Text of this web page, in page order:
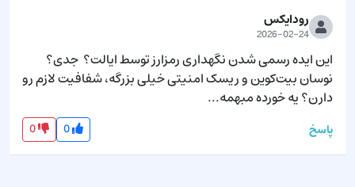
رودایکس
2026-02-24
دارن؟ یه خورده مبهمه...
پاسخ 0
0